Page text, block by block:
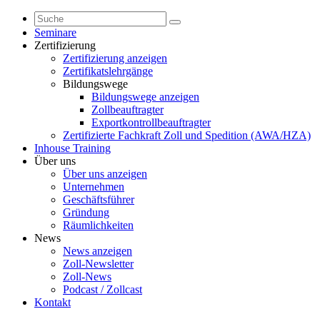
Seminare
Zertifizierung
Zertifizierung anzeigen
Zertifikatslehrgänge
Bildungswege
Bildungswege anzeigen
Zollbeauftragter
Exportkontrollbeauftragter
Zertifizierte Fachkraft Zoll und Spedition (AWA/HZA)
Inhouse Training
Über uns
Über uns anzeigen
Unternehmen
Geschäftsführer
Gründung
Räumlichkeiten
News
News anzeigen
Zoll-Newsletter
Zoll-News
Podcast / Zollcast
Kontakt